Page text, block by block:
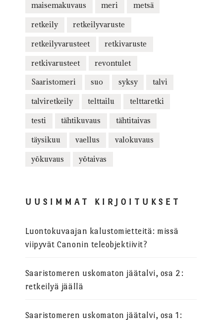
maisemakuvaus meri metsä
retkeily retkeilyvaruste
retkeilyvarusteet retkivaruste
retkivarusteet revontulet
Saaristomeri suo syksy talvi
talviretkeily telttailu telttaretki
testi tähtikuvaus tähtitaivas
täysikuu vaellus valokuvaus
yökuvaus yötaivas
UUSIMMAT KIRJOITUKSET
Luontokuvaajan kalustomietteitä: missä
viipyvät Canonin teleobjektiivit?
Saaristomeren uskomaton jäätalvi, osa 2:
retkeilyä jäällä
Saaristomeren uskomaton jäätalvi, osa 1: